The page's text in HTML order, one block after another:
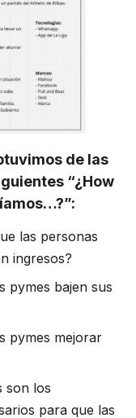
de las
“¿How
las personas
ingresos?
pymes bajen sus
pymes mejorar
son los
para que las